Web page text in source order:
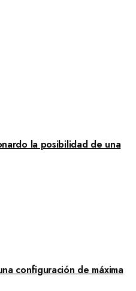
la posibilidad de una
configuración de máxima